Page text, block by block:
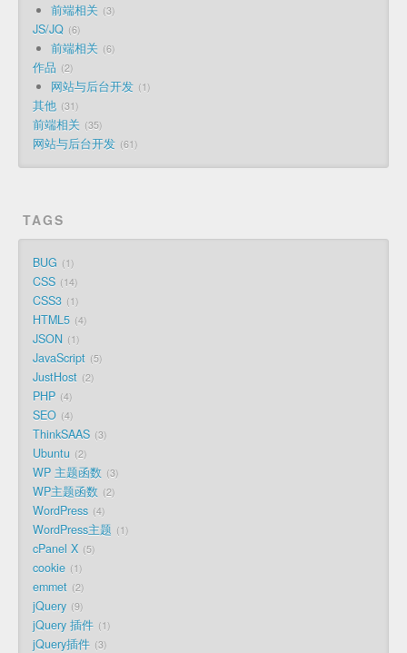
前端相关 3
JS/JQ 6
前端相关 6
作品 2
网站与后台开发 1
其他 31
前端相关 35
网站与后台开发 61
TAGS
BUG 1
CSS 14
CSS3 1
HTML5 4
JSON 1
JavaScript 5
JustHost 2
PHP 4
SEO 4
ThinkSAAS 3
Ubuntu 2
WP 主题函数 3
WP主题函数 2
WordPress 4
WordPress主题 1
cPanel X 5
cookie 1
emmet 2
jQuery 9
jQuery 插件 1
jQuery插件 3